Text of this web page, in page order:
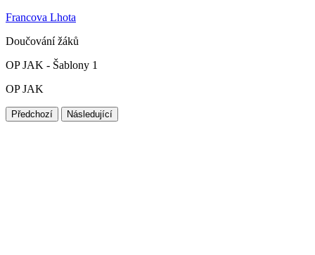
Francova Lhota
Doučování žáků
OP JAK - Šablony 1
OP JAK
Předchozí Následující